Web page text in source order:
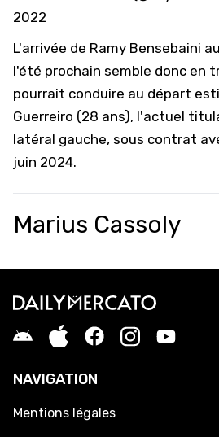
2022
L'arrivée de Ramy Bensebaini
l'été prochain semble donc en
pourrait conduire au départ
Guerreiro (28 ans), l'actuel
latéral gauche, sous contrat
juin 2024.
Marius Cassoly
NAVIGATION
Mentions légales